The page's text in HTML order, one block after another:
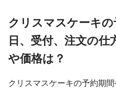
クリスマスケーキ
日、受付、注文の仕
や価格は？
クリスマスケーキの予約期